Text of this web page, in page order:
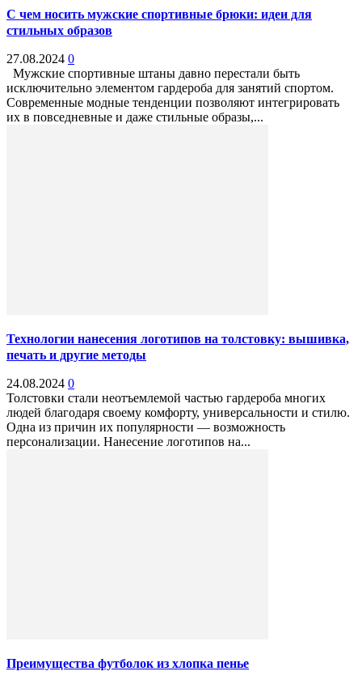
С чем носить мужские спортивные брюки: идеи для
стильных образов
27.08.2024 0
Мужские спортивные штаны давно перестали быть
исключительно элементом гардероба для занятий спортом.
Современные модные тенденции позволяют интегрировать
их в повседневные и даже стильные образы,...
Технологии нанесения логотипов на толстовку: вышивка,
печать и другие методы
24.08.2024 0
Толстовки стали неотъемлемой частью гардероба многих
людей благодаря своему комфорту, универсальности и стилю.
Одна из причин их популярности — возможность
персонализации. Нанесение логотипов на...
Преимущества футболок из хлопка пенье